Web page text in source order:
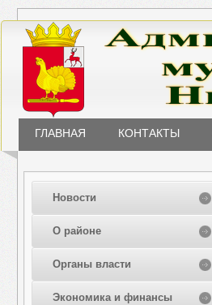
ГЛАВНАЯ КОНТАКТЫ
Новости
О районе
Органы власти
Экономика и финансы